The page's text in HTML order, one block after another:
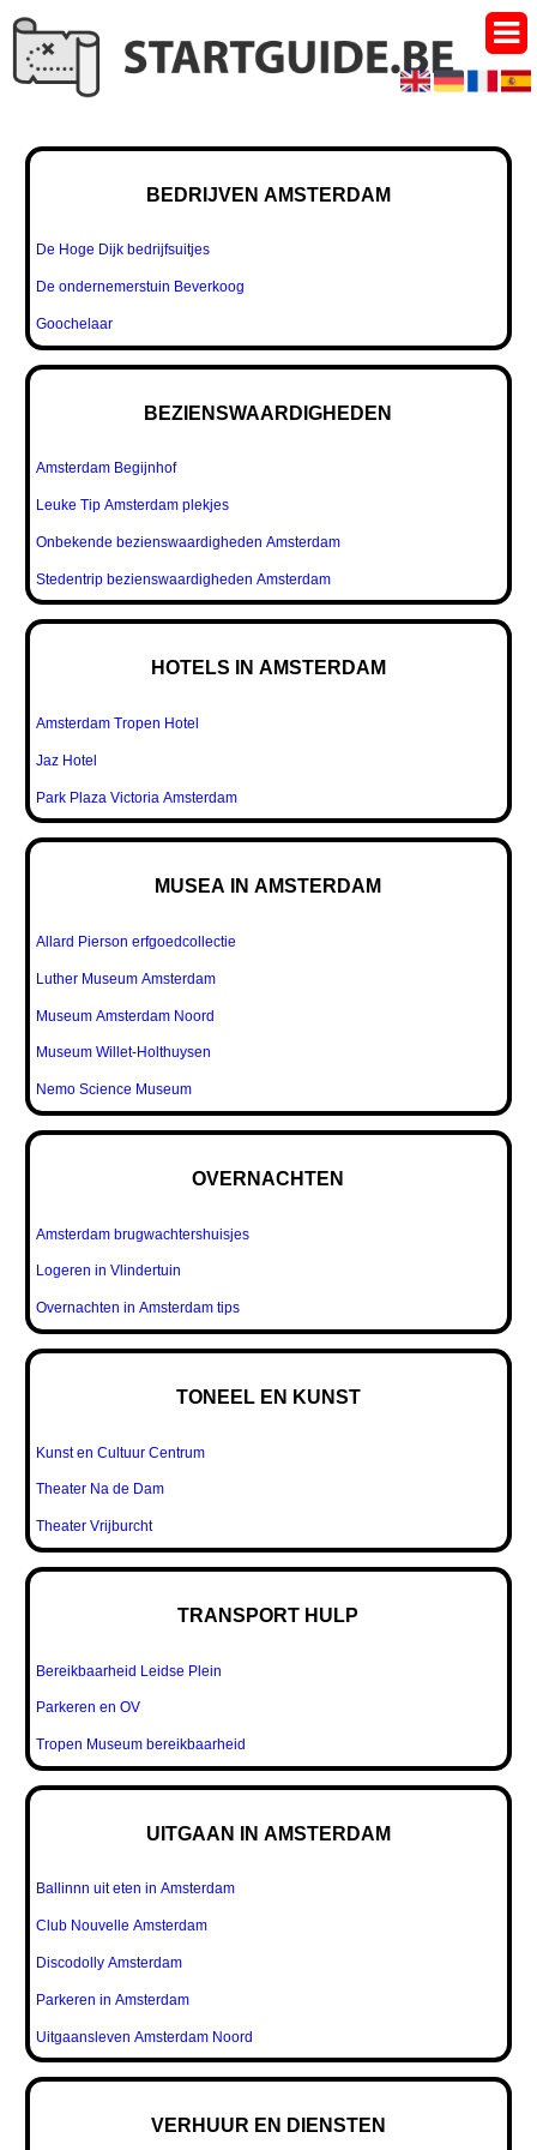
BEDRIJVEN AMSTERDAM
De Hoge Dijk bedrijfsuitjes
De ondernemerstuin Beverkoog
Goochelaar
BEZIENSWAARDIGHEDEN
Amsterdam Begijnhof
Leuke Tip Amsterdam plekjes
Onbekende bezienswaardigheden Amsterdam
Stedentrip bezienswaardigheden Amsterdam
HOTELS IN AMSTERDAM
Amsterdam Tropen Hotel
Jaz Hotel
Park Plaza Victoria Amsterdam
MUSEA IN AMSTERDAM
Allard Pierson erfgoedcollectie
Luther Museum Amsterdam
Museum Amsterdam Noord
Museum Willet-Holthuysen
Nemo Science Museum
OVERNACHTEN
Amsterdam brugwachtershuisjes
Logeren in Vlindertuin
Overnachten in Amsterdam tips
TONEEL EN KUNST
Kunst en Cultuur Centrum
Theater Na de Dam
Theater Vrijburcht
TRANSPORT HULP
Bereikbaarheid Leidse Plein
Parkeren en OV
Tropen Museum bereikbaarheid
UITGAAN IN AMSTERDAM
Ballinnn uit eten in Amsterdam
Club Nouvelle Amsterdam
Discodolly Amsterdam
Parkeren in Amsterdam
Uitgaansleven Amsterdam Noord
VERHUUR EN DIENSTEN